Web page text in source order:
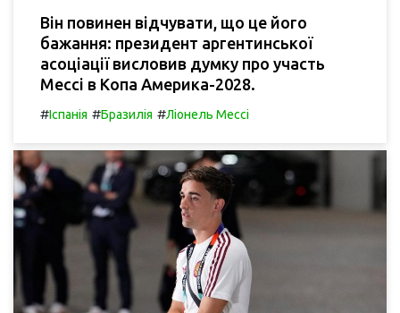
Він повинен відчувати, що це його
бажання: президент аргентинської
асоціації висловив думку про участь
Мессі в Копа Америка-2028.
#Іспанія #Бразилія #Ліонель Мессі